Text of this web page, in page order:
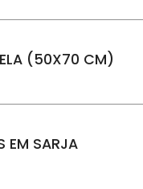
(50X70 CM)
EM SARJA